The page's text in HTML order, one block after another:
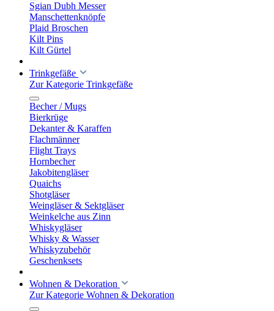
Sgian Dubh Messer
Manschettenknöpfe
Plaid Broschen
Kilt Pins
Kilt Gürtel
Trinkgefäße
Zur Kategorie Trinkgefäße
Becher / Mugs
Bierkrüge
Dekanter & Karaffen
Flachmänner
Flight Trays
Hornbecher
Jakobitengläser
Quaichs
Shotgläser
Weingläser & Sektgläser
Weinkelche aus Zinn
Whiskygläser
Whisky & Wasser
Whiskyzubehör
Geschenksets
Wohnen & Dekoration
Zur Kategorie Wohnen & Dekoration